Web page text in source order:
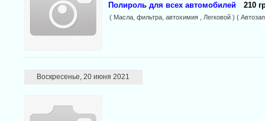
Полироль для всех автомобилей 210
( Масла, фильтра, автохимия , Легковой ) (
Воскресенье, 20 июня 2021